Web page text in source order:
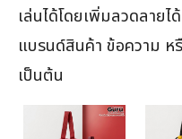
เล่นได้โดยเพิ่มลวดลาย
แบรนด์สินค้า ข้อความ ห
เป็นต้น